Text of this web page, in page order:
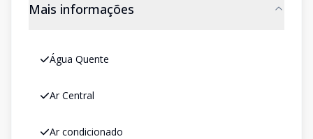
Mais informações
Água Quente
Ar Central
Ar condicionado